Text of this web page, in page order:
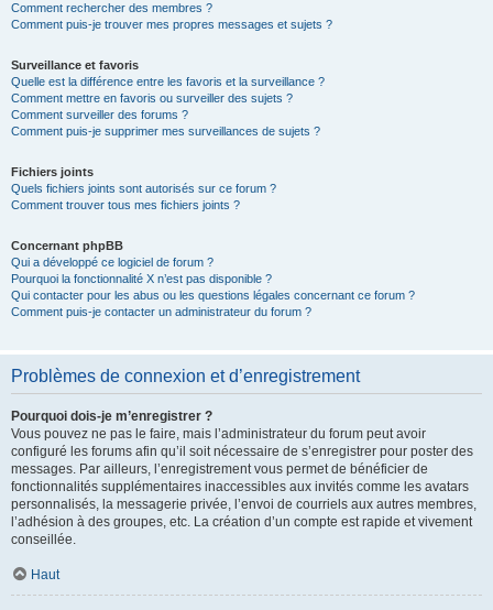
Comment rechercher des membres ?
Comment puis-je trouver mes propres messages et sujets ?
Surveillance et favoris
Quelle est la différence entre les favoris et la surveillance ?
Comment mettre en favoris ou surveiller des sujets ?
Comment surveiller des forums ?
Comment puis-je supprimer mes surveillances de sujets ?
Fichiers joints
Quels fichiers joints sont autorisés sur ce forum ?
Comment trouver tous mes fichiers joints ?
Concernant phpBB
Qui a développé ce logiciel de forum ?
Pourquoi la fonctionnalité X n’est pas disponible ?
Qui contacter pour les abus ou les questions légales concernant ce forum ?
Comment puis-je contacter un administrateur du forum ?
Problèmes de connexion et d’enregistrement
Pourquoi dois-je m’enregistrer ?
Vous pouvez ne pas le faire, mais l’administrateur du forum peut avoir
configuré les forums afin qu’il soit nécessaire de s’enregistrer pour poster des
messages. Par ailleurs, l’enregistrement vous permet de bénéficier de
fonctionnalités supplémentaires inaccessibles aux invités comme les avatars
personnalisés, la messagerie privée, l’envoi de courriels aux autres membres,
l’adhésion à des groupes, etc. La création d’un compte est rapide et vivement
conseillée.
Haut